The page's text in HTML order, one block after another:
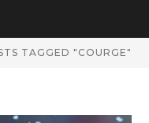
TAGGED "COURGE"